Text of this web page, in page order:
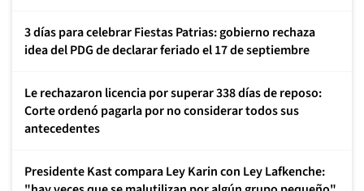
3 días para celebrar Fiestas Patrias: gobierno rechaza
idea del PDG de declarar feriado el 17 de septiembre
Le rechazaron licencia por superar 338 días de reposo:
Corte ordenó pagarla por no considerar todos sus
antecedentes
Presidente Kast compara Ley Karin con Ley Lafkenche: